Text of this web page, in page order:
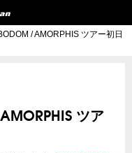
/ AMORPHIS ツアー初日
ツア